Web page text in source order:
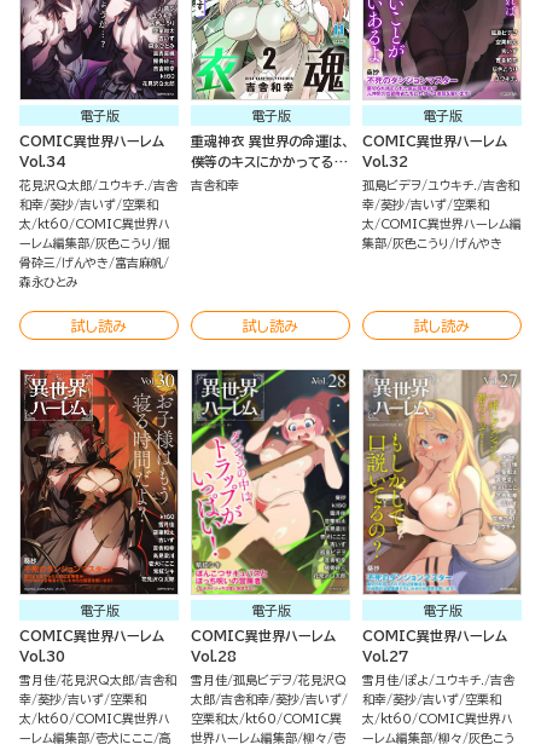
電子版
COMIC異世界ハーレム
Vol.34
花見沢Q太郎 ユウキチ. 吉舎
和幸 葵抄 吉いず 空栗和
太
kt60
COMIC異世界ハ
ーレム編集部 灰色こうり
掘
骨砕三
げんやき
富吉麻帆
森永ひとみ
試し読み
電子版
重魂神衣 異世界の命運は、
僕等のキスにかかってるよ
うです。 （2）
吉舎和幸
試し読み
電子版
COMIC異世界ハーレム
Vol.32
孤島ビデヲ ユウキチ. 吉舎和
幸 葵抄 吉いず 空栗和
太
COMIC異世界ハーレム編
集部 灰色こうり げんやき
試し読み
電子版
COMIC異世界ハーレム
Vol.30
雪月佳 花見沢Q太郎 吉舎和
幸 葵抄 吉いず 空栗和
太
kt60
COMIC異世界ハ
ーレム編集部 壱犬にここ 高
電子版
COMIC異世界ハーレム
Vol.28
雪月佳 孤島ビデヲ 花見沢Q
太郎 吉舎和幸 葵抄 吉いず
空栗和太
kt60
COMIC異
世界ハーレム編集部 柳々 壱
電子版
COMIC異世界ハーレム
Vol.27
雪月佳 ぽよ ユウキチ. 吉舎
和幸 葵抄 吉いず 空栗和
太
kt60
COMIC異世界ハ
ーレム編集部 柳々 灰色こう